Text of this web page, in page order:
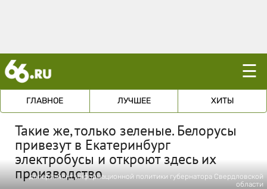
☰
ГЛАВНОЕ ЛУЧШЕЕ ХИТЫ
Такие же, только зеленые. Белорусы
привезут в Екатеринбург
электробусы и откроют здесь их
производство
департамент информационной политики губернатора Свердловской
области